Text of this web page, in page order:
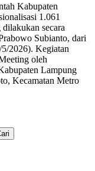
Kabupaten
1.061
secara
Subianto, dari
2026). Kegiatan
oleh
Lampung
Kecamatan Metro